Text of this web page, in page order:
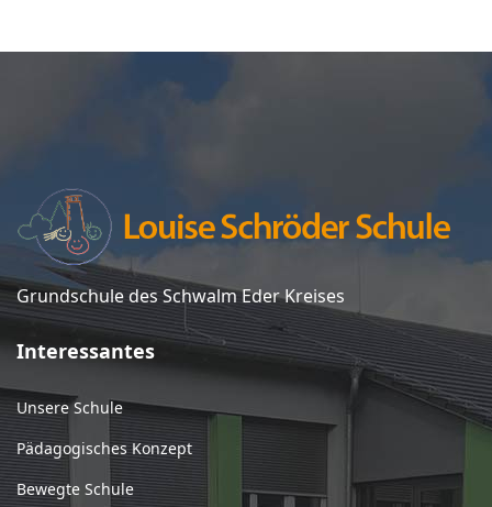
Grundschule des Schwalm Eder Kreises
Interessantes
Unsere Schule
Pädagogisches Konzept
Bewegte Schule